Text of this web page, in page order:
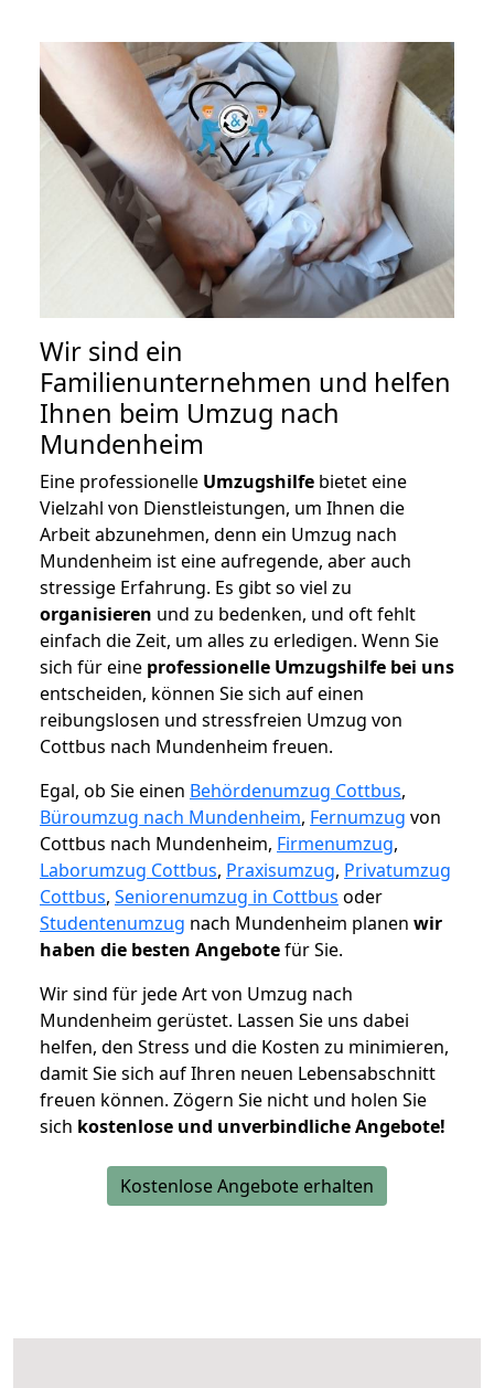
Wir sind ein
Familienunternehmen und helfen
Ihnen beim Umzug nach
Mundenheim
Eine professionelle Umzugshilfe bietet eine
Vielzahl von Dienstleistungen, um Ihnen die
Arbeit abzunehmen, denn ein Umzug nach
Mundenheim ist eine aufregende, aber auch
stressige Erfahrung. Es gibt so viel zu
organisieren und zu bedenken, und oft fehlt
einfach die Zeit, um alles zu erledigen. Wenn Sie
sich für eine professionelle Umzugshilfe bei uns
entscheiden, können Sie sich auf einen
reibungslosen und stressfreien Umzug von
Cottbus nach Mundenheim freuen.
Egal, ob Sie einen Behördenumzug Cottbus,
Büroumzug nach Mundenheim, Fernumzug von
Cottbus nach Mundenheim, Firmenumzug,
Laborumzug Cottbus, Praxisumzug, Privatumzug
Cottbus, Seniorenumzug in Cottbus oder
Studentenumzug nach Mundenheim planen wir
haben die besten Angebotefür Sie.
Wir sind für jede Art von Umzug nach
Mundenheim gerüstet. Lassen Sie uns dabei
helfen, den Stress und die Kosten zu minimieren,
damit Sie sich auf Ihren neuen Lebensabschnitt
freuen können. Zögern Sie nicht und holen Sie
sich kostenlose und unverbindliche Angebote!
Kostenlose Angebote erhalten